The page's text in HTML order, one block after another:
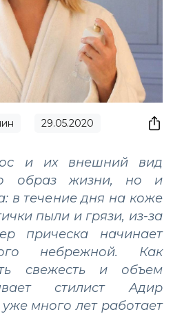
29.05.2020
и их внешний вид
образ жизни, но и
в течение дня на коже
пыли и грязи, из-за
прическа начинает
небрежной. Как
свежесть и объем
стилист Адир
много лет работает